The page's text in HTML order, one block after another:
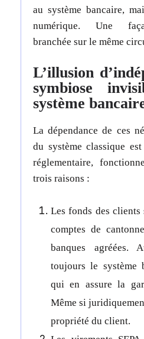
au système bancaire,
numérique. Une
branchée sur le même
L’illusion
symbiose
système
La dépendance de ces
du système classique
réglementaire,
trois raisons :
Les fonds des clients
comptes de
banques agréées.
toujours le système
qui en assure la
Même si
propriété du client.